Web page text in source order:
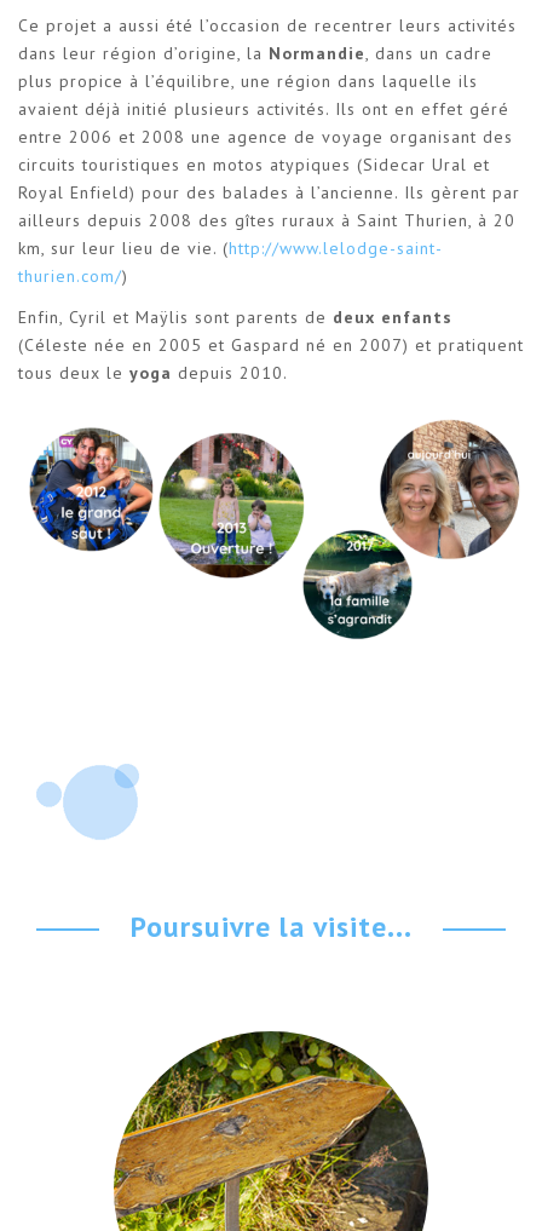
Ce projet a aussi été l’occasion de recentrer leurs activités
dans leur région d’origine, la Normandie
, dans un cadre
plus propice à l’équilibre, une région dans laquelle ils
avaient déjà initié plusieurs activités. Ils ont en effet géré
entre 2006 et 2008 une agence de voyage organisant des
circuits touristiques en motos atypiques (Sidecar Ural et
Royal Enfield) pour des balades à l’ancienne. Ils gèrent par
ailleurs depuis 2008 des gîtes ruraux à Saint Thurien, à 20
km, sur leur lieu de vie. (http://www.lelodge-saint-
thurien.com/)
Enfin, Cyril et Maÿlis sont parents de deux enfants
(Céleste née en 2005 et Gaspard né en 2007) et pratiquent
tous deux le yoga depuis 2010.
Poursuivre la visite...